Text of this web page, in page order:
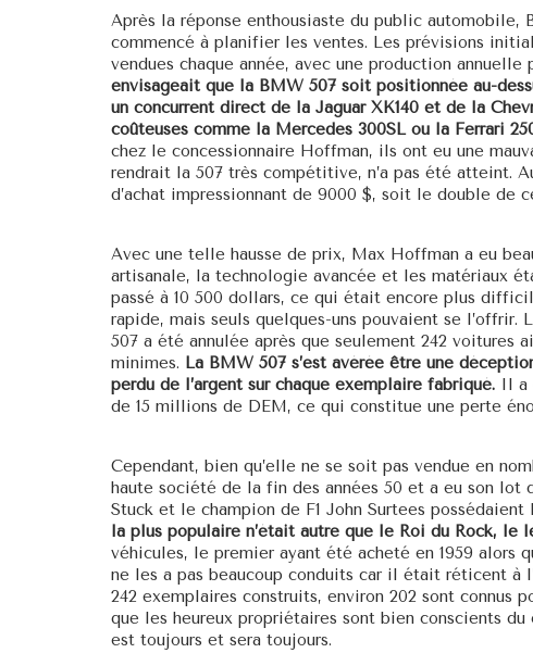
Après la réponse enthousiaste du public
commencé à planifier les ventes. Les prévisions
vendues chaque année, avec une production
envisageait que la BMW 507 soit positionnée au-
un concurrent direct de la Jaguar XK140 et de la
coûteuses comme la Mercedes 300SL ou la Ferrari
chez le concessionnaire Hoffman, ils ont eu une
rendrait la 507 très compétitive, n’a pas été atteint.
d’achat impressionnant de 9000 $, soit le double de
Avec une telle hausse de prix, Max Hoffman a eu
artisanale, la technologie avancée et les matériaux
passé à 10 500 dollars, ce qui était encore plus
rapide, mais seuls quelques-uns pouvaient se l’offrir.
507 a été annulée après que seulement 242 voitures
minimes. La BMW 507 s’est avérée être une
perdu de l’argent sur chaque exemplaire fabriqué. Il a
de 15 millions de DEM, ce qui constitue une perte
Cependant, bien qu’elle ne se soit pas vendue en
haute société de la fin des années 50 et a eu son lot
Stuck et le champion de F1 John Surtees
la plus populaire n’était autre que le Roi du Rock, le
véhicules, le premier ayant été acheté en 1959 alors
ne les a pas beaucoup conduits car il était réticent à
242 exemplaires construits, environ 202 sont connus
que les heureux propriétaires sont bien conscients
est toujours et sera toujours.